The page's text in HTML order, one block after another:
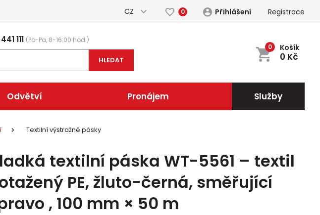
CZ 0 Přihlášení Registrace
111 (Po-Pa, 8-16:00 hod.)
HLEDAT
Košík
0 Kč
0
Odvětví Pronájem Služby
Textilní výstražné pásky
textilní páska WT-5561 – textil
PE, žluto-černá, směřující
, 100 mm × 50 m